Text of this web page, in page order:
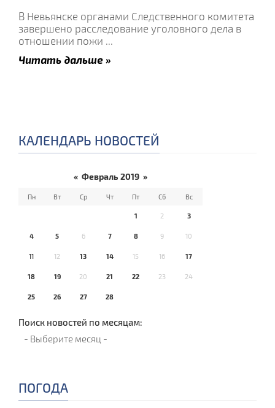
В Невьянске органами Следственного комитета
завершено расследование уголовного дела в
отношении пожи ...
Читать дальше »
КАЛЕНДАРЬ НОВОСТЕЙ
« Февраль 2019 »
Пн Вт Ср Чт Пт Сб Вс
1 2 3
4 5 6 7 8 9 10
11 12 13 14 15 16 17
18 19 20 21 22 23 24
25 26 27 28
Поиск новостей по месяцам:
ПОГОДА